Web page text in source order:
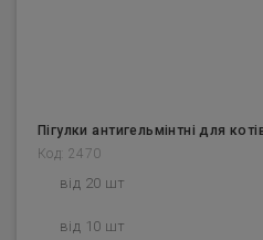
Пігулки антигельмінтні для
Код: 2470
від 20 шт
від 10 шт